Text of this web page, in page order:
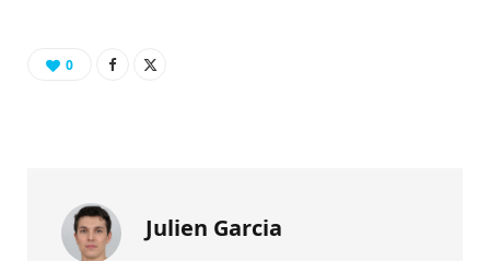
0
Julien Garcia